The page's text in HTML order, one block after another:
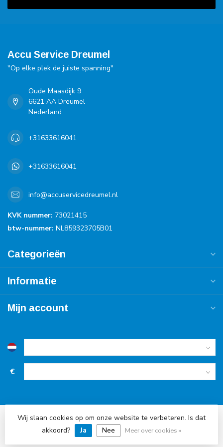
Accu Service Dreumel
"Op elke plek de juiste spanning"
Oude Maasdijk 9
6621 AA Dreumel
Nederland
+31633616041
+31633616041
info@accuservicedreumel.nl
KVK nummer: 73021415
btw-nummer: NL859323705B01
Categorieën
Informatie
Mijn account
€
© Copyright 2026 Accu Service Dreumel
Wij slaan cookies op om onze website te verbeteren. Is dat
akkoord?
Ja Nee Meer over cookies »